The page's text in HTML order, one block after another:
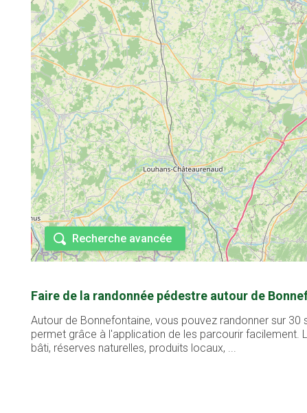
Recherche avancée
Faire de la randonnée pédestre autour de
Autour de Bonnefontaine, vous pouvez randonner sur
permet grâce à l'application de les parcourir facilement.
bâti, réserves naturelles, produits locaux, ...